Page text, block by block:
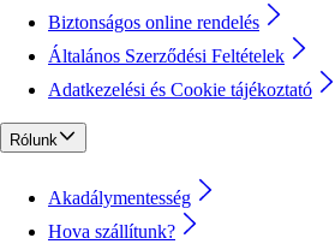
Biztonságos online rendelés
Általános Szerződési Feltételek
Adatkezelési és Cookie tájékoztató
Rólunk
Akadálymentesség
Hova szállítunk?